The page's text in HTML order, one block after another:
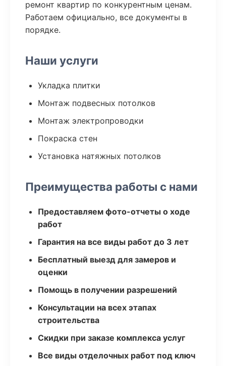
ремонт квартир по конкурентным ценам.
Работаем официально, все документы в
порядке.
Наши услуги
Укладка плитки
Монтаж подвесных потолков
Монтаж электропроводки
Покраска стен
Установка натяжных потолков
Преимущества работы с нами
Предоставляем фото-отчеты о ходе
работ
Гарантия на все виды работ до 3 лет
Бесплатный выезд для замеров и
оценки
Помощь в получении разрешений
Консультации на всех этапах
строительства
Скидки при заказе комплекса услуг
Все виды отделочных работ под ключ